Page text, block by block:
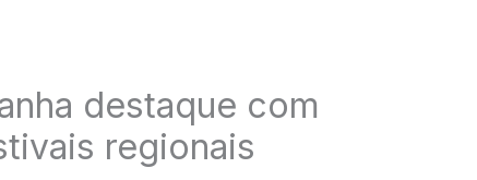
destaque com
regionais